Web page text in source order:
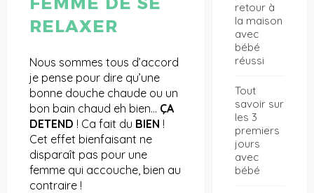
RELAXER
Nous sommes tous d’accord
je pense pour dire qu’une
bonne douche chaude ou un
bon bain chaud eh bien… ÇA
DETEND ! Ca fait du BIEN !
Cet effet bienfaisant ne
disparaît pas pour une
femme qui accouche, bien au
contraire !
retour à
la maison
avec
bébé
réussi
Tout
savoir sur
les 3
premiers
jours
avec
bébé